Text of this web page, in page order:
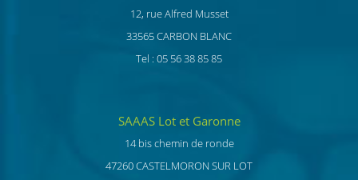
12, rue Alfred Musset
33565 CARBON BLANC
Tel : 05 56 38 85 85
SAAAS Lot et Garonne
14 bis chemin de ronde
47260 CASTELMORON SUR LOT